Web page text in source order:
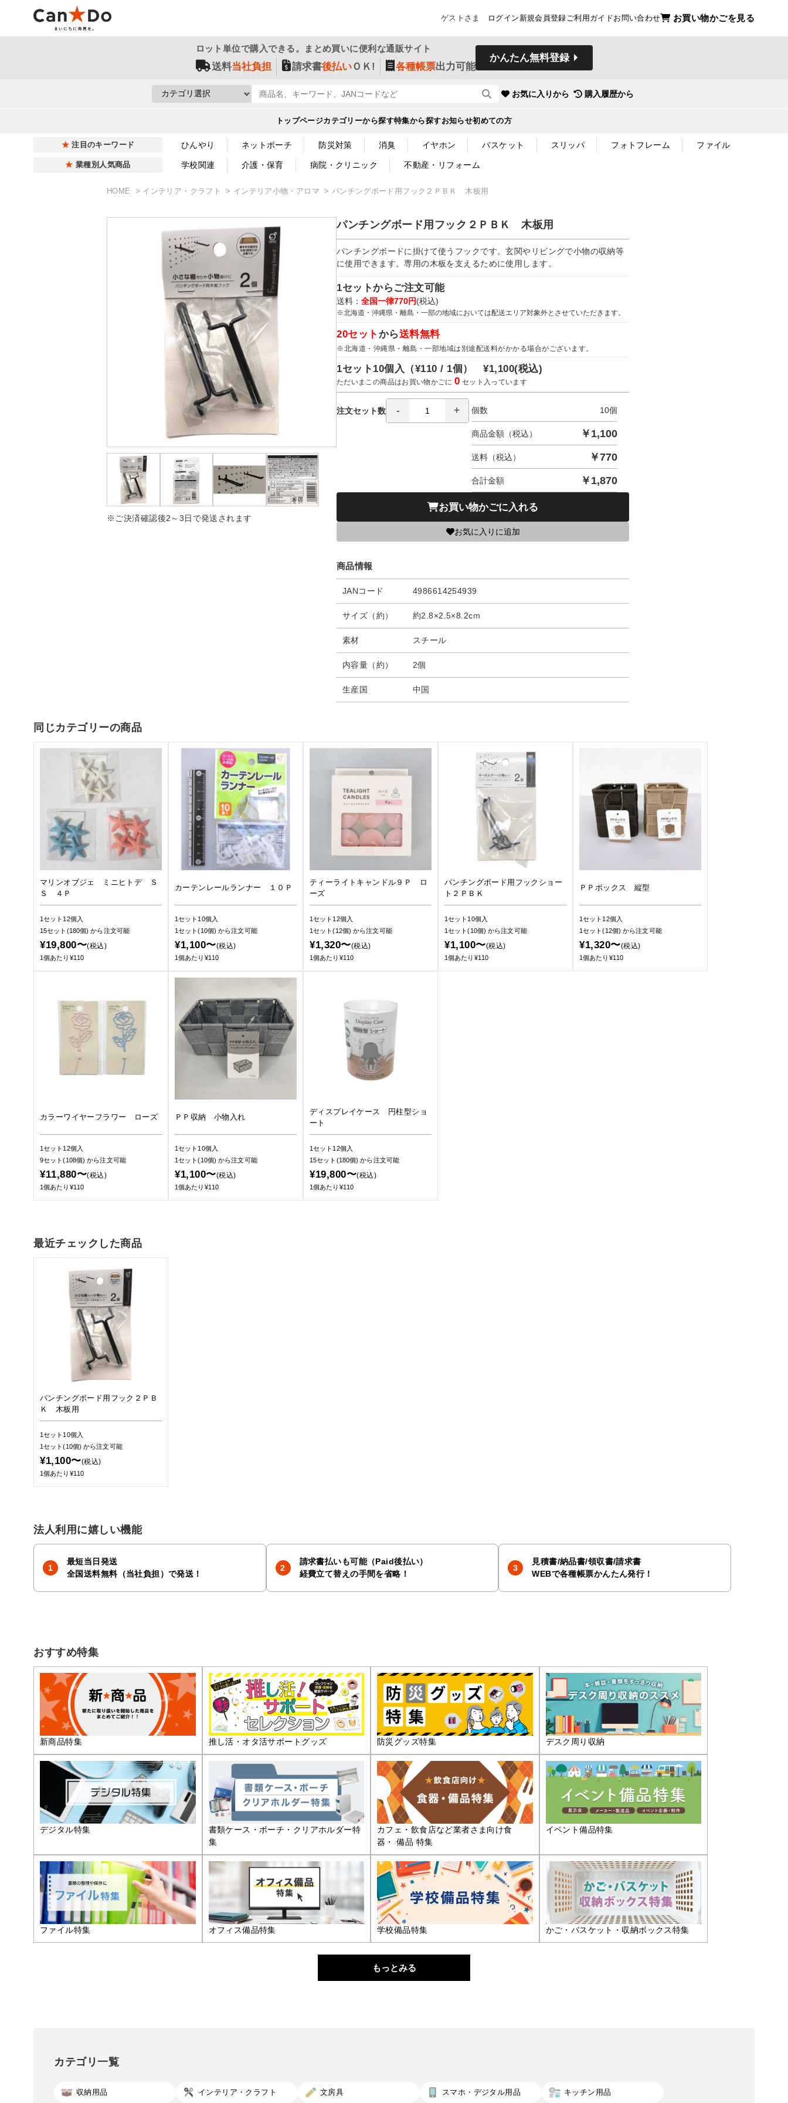
ゲストさま ログイン 新規会員登録ご利用ガイドお問い合わせ お買い物かごを見る
ロット単位で購入できる。まとめ買いに便利な通販サイト
送料当社負担 請求書後払いＯＫ! 各種帳票出力可能
かんたん無料登録
お気に入りから 購入履歴から
トップページカテゴリーから探す特集から探すお知らせ初めての方
注目のキーワード ひんやり ネットポーチ 防災対策 消臭 イヤホン バスケット スリッパ フォトフレーム ファイル
業種別人気商品 学校関連 介護・保育 病院・クリニック 不動産・リフォーム
HOME インテリア・クラフト インテリア小物・アロマ パンチングボード用フック２ＰＢＫ 木板用
※ご決済確認後2～3日で発送されます
パンチングボード用フック２ＰＢＫ 木板用
パンチングボードに掛けて使うフックです。玄関やリビングで小物の収納等
に使用できます。専用の木板を支えるために使用します。
1セットからご注文可能
送料： 全国一律770円(税込)
※北海道・沖縄県・離島・一部の地域においては配送エリア対象外とさせていただきます。
20セット から送料無料
※北海道・沖縄県・離島・一部地域は別途配送料がかかる場合がございます。
1セット10個入（¥110 / 1個）¥1,100(税込)
ただいまこの商品はお買い物かごに0 セット入っています
注文セット数 個数 10個
商品金額（税込） ￥ 1,100
送料（税込） ￥770
合計金額 ￥ 1,870
お買い物かごに入れる
お気に入りに追加
商品情報
JANコード 4986614254939
サイズ（約） 約2.8×2.5×8.2cｍ
素材 スチール
内容量（約） 2個
生産国 中国
同じカテゴリーの商品
マリンオブジェ ミニヒトデ Ｓ
Ｓ ４Ｐ
1セット12個入
15セット(180個)から注文可能
¥19,800〜(税込)
1個あたり¥110
カーテンレールランナー １０Ｐ
1セット10個入
1セット(10個)から注文可能
¥1,100〜(税込)
1個あたり¥110
ティーライトキャンドル９Ｐ ロ
ーズ
1セット12個入
1セット(12個)から注文可能
¥1,320〜(税込)
1個あたり¥110
パンチングボード用フックショー
ト２ＰＢＫ
1セット10個入
1セット(10個)から注文可能
¥1,100〜(税込)
1個あたり¥110
ＰＰボックス 縦型
1セット12個入
1セット(12個)から注文可能
¥1,320〜(税込)
1個あたり¥110
カラーワイヤーフラワー ローズ
1セット12個入
9セット(108個)から注文可能
¥11,880〜(税込)
1個あたり¥110
ＰＰ収納 小物入れ
1セット10個入
1セット(10個)から注文可能
¥1,100〜(税込)
1個あたり¥110
ディスプレイケース 円柱型ショ
ート
1セット12個入
15セット(180個)から注文可能
¥19,800〜(税込)
1個あたり¥110
最近チェックした商品
パンチングボード用フック２ＰＢ
Ｋ 木板用
1セット10個入
1セット(10個)から注文可能
¥1,100〜(税込)
1個あたり¥110
法人利用に嬉しい機能
最短当日発送
全国送料無料（当社負担）で発送！
請求書払いも可能（Paid後払い）
経費立て替えの手間を省略！
見積書/納品書/領収書/請求書
WEBで各種帳票かんたん発行！
おすすめ特集
新商品特集 推し活・オタ活サポートグッズ 防災グッズ特集 デスク周り収納
デジタル特集
書類ケース・ポーチ・クリアホルダー特
集
カフェ・飲食店など業者さま向け食
器・ 備品 特集
イベント備品特集
ファイル特集 オフィス備品特集 学校備品特集 かご・バスケット・収納ボックス特集
もっとみる
カテゴリ一覧
収納用品 インテリア・クラフト 文房具 スマホ・デジタル用品 キッチン用品